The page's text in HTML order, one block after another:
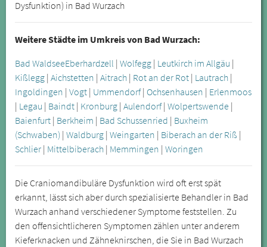
Dysfunktion) in Bad Wurzach
Weitere Städte im Umkreis von Bad Wurzach:
Bad WaldseeEberhardzell | Wolfegg | Leutkirch im Allgäu |
Kißlegg | Aichstetten | Aitrach | Rot an der Rot | Lautrach |
Ingoldingen | Vogt | Ummendorf| Ochsenhausen | Erlenmoos
| Legau | Baindt | Kronburg | Aulendorf| Wolpertswende |
Baienfurt | Berkheim | Bad Schussenried | Buxheim
(Schwaben) | Waldburg | Weingarten | Biberach an der Riß |
Schlier | Mittelbiberach | Memmingen | Woringen
Die Craniomandibuläre Dysfunktion wird oft erst spät
erkannt, lässt sich aber durch spezialisierte Behandler in Bad
Wurzach anhand verschiedener Symptome feststellen. Zu
den offensichtlicheren Symptomen zählen unter anderem
Kieferknacken und Zähneknirschen, die Sie in Bad Wurzach